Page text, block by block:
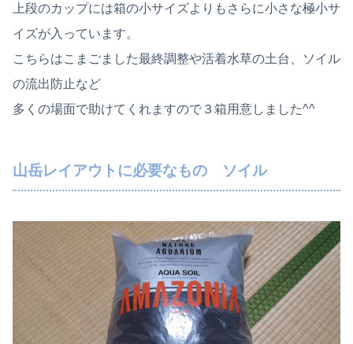
上段のカップには箱の小サイズよりもさらに小さな極小サ
イズが入っています。
こちらはこまごました最終調整や活着水草の土台、ソイル
の流出防止など
多くの場面で助けてくれますので３箱用意しました^^
山岳レイアウトに必要なもの ソイル